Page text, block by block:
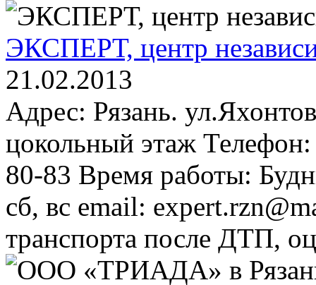
ЭКСПЕРТ, центр
21.02.2013
Адрес: Рязань.
цокольный этаж
80-83 Время работы:
сб, вс email:
транспорта после ДТП,